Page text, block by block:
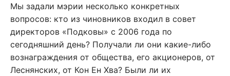
Мы задали мэрии несколько конкретных
вопросов: кто из чиновников входил в совет
директоров «Подковы» с 2006 года по
сегодняшний день? Получали ли они какие-либо
вознаграждения от общества, его акционеров, от
Леснянских, от Кон Ен Хва? Были ли их